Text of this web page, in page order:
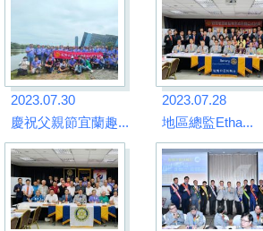
2023.07.30
慶祝父親節宜蘭趣...
2023.07.28
地區總監Etha...